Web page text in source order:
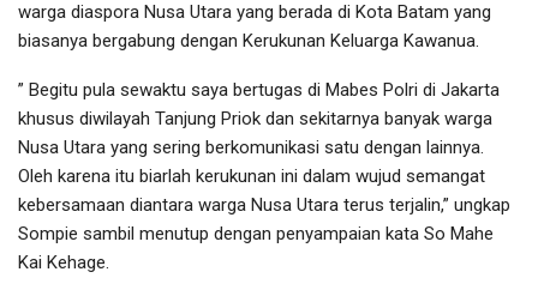
warga diaspora Nusa Utara yang berada di Kota Batam yang
biasanya bergabung dengan Kerukunan Keluarga Kawanua.
” Begitu pula sewaktu saya bertugas di Mabes Polri di Jakarta
khusus diwilayah Tanjung Priok dan sekitarnya banyak warga
Nusa Utara yang sering berkomunikasi satu dengan lainnya.
Oleh karena itu biarlah kerukunan ini dalam wujud semangat
kebersamaan diantara warga Nusa Utara terus terjalin,” ungkap
Sompie sambil menutup dengan penyampaian kata So Mahe
Kai Kehage.